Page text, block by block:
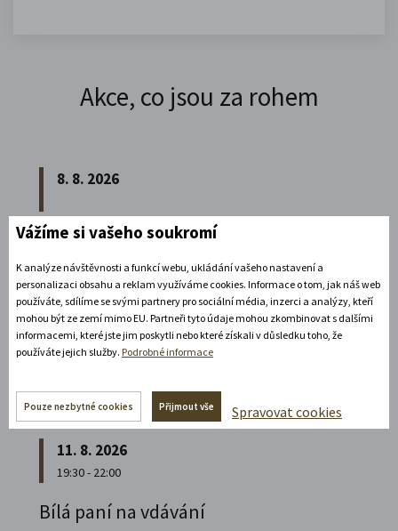
Akce, co jsou za rohem
8. 8. 2026
Noční prohlídka piaristického chrámu
Poznejte vrcholně barokní architekturu v
působivém večerním hávu. Obětní stůl dýchá
světlem, paprsky laserového kříže protínají
klenby a chrám ožívá instalacemi současného
Rozbalte si další akce
11. 8. 2026
19:30 - 22:00
Bílá paní na vdávání
Vážíme si vašeho soukromí
K analýze návštěvnosti a funkcí webu, ukládání vašeho nastavení a
personalizaci obsahu a reklam využíváme cookies. Informace o tom, jak náš web
používáte, sdílíme se svými partnery pro sociální média, inzerci a analýzy, kteří
mohou být ze zemí mimo EU. Partneři tyto údaje mohou zkombinovat s dalšími
informacemi, které jste jim poskytli nebo které získali v důsledku toho, že
používáte jejich služby. Podrobné informace
Pouze nezbytné cookies Přijmout vše Spravovat cookies